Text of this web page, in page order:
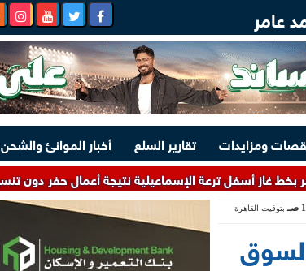
عامر
ومزايدات تقارير السلع
أخبار الموانئ والشحن
ترعة الإسماعيلية نتيجة أعمال حفر دون تنسيق
بتوقيت القاهرة